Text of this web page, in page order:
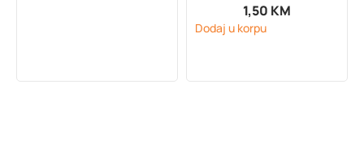
1,50 KM
Dodaj u korpu